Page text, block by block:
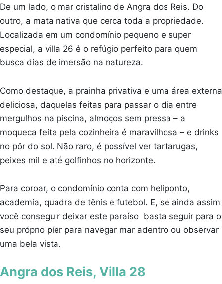
De um lado, o mar cristalino de Angra dos Reis. Do
outro, a mata nativa que cerca toda a propriedade.
Localizada em um condomínio pequeno e super
especial, a villa 26 é o refúgio perfeito para quem
busca dias de imersão na natureza.
Como destaque, a prainha privativa e uma área externa
deliciosa, daquelas feitas para passar o dia entre
mergulhos na piscina, almoços sem pressa – a
moqueca feita pela cozinheira é maravilhosa – e drinks
no pôr do sol. Não raro, é possível ver tartarugas,
peixes mil e até golfinhos no horizonte.
Para coroar, o condomínio conta com heliponto,
academia, quadra de tênis e futebol. E, se ainda assim
você conseguir deixar este paraíso basta seguir para o
seu próprio píer para navegar mar adentro ou observar
uma bela vista.
Angra dos Reis, Villa 28